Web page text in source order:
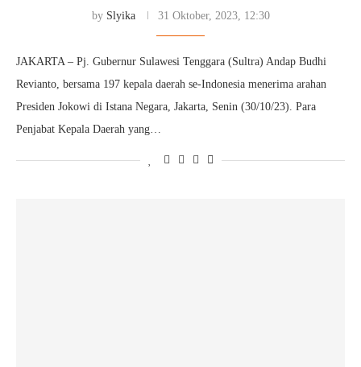
by Slyika 31 Oktober, 2023, 12:30
JAKARTA – Pj. Gubernur Sulawesi Tenggara (Sultra) Andap Budhi
Revianto, bersama 197 kepala daerah se-Indonesia menerima arahan
Presiden Jokowi di Istana Negara, Jakarta, Senin (30/10/23). Para
Penjabat Kepala Daerah yang…